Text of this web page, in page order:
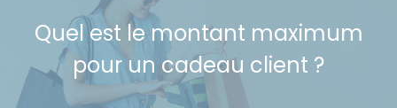
Quel est le montant maximum
pour un cadeau client ?